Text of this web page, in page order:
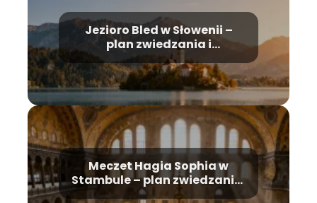
Jezioro Bled w Słowenii –
plan zwiedzania i
najważniejsze atrakcje
Meczet Hagia Sophia w
Stambule – plan zwiedzania,
historia, bilety